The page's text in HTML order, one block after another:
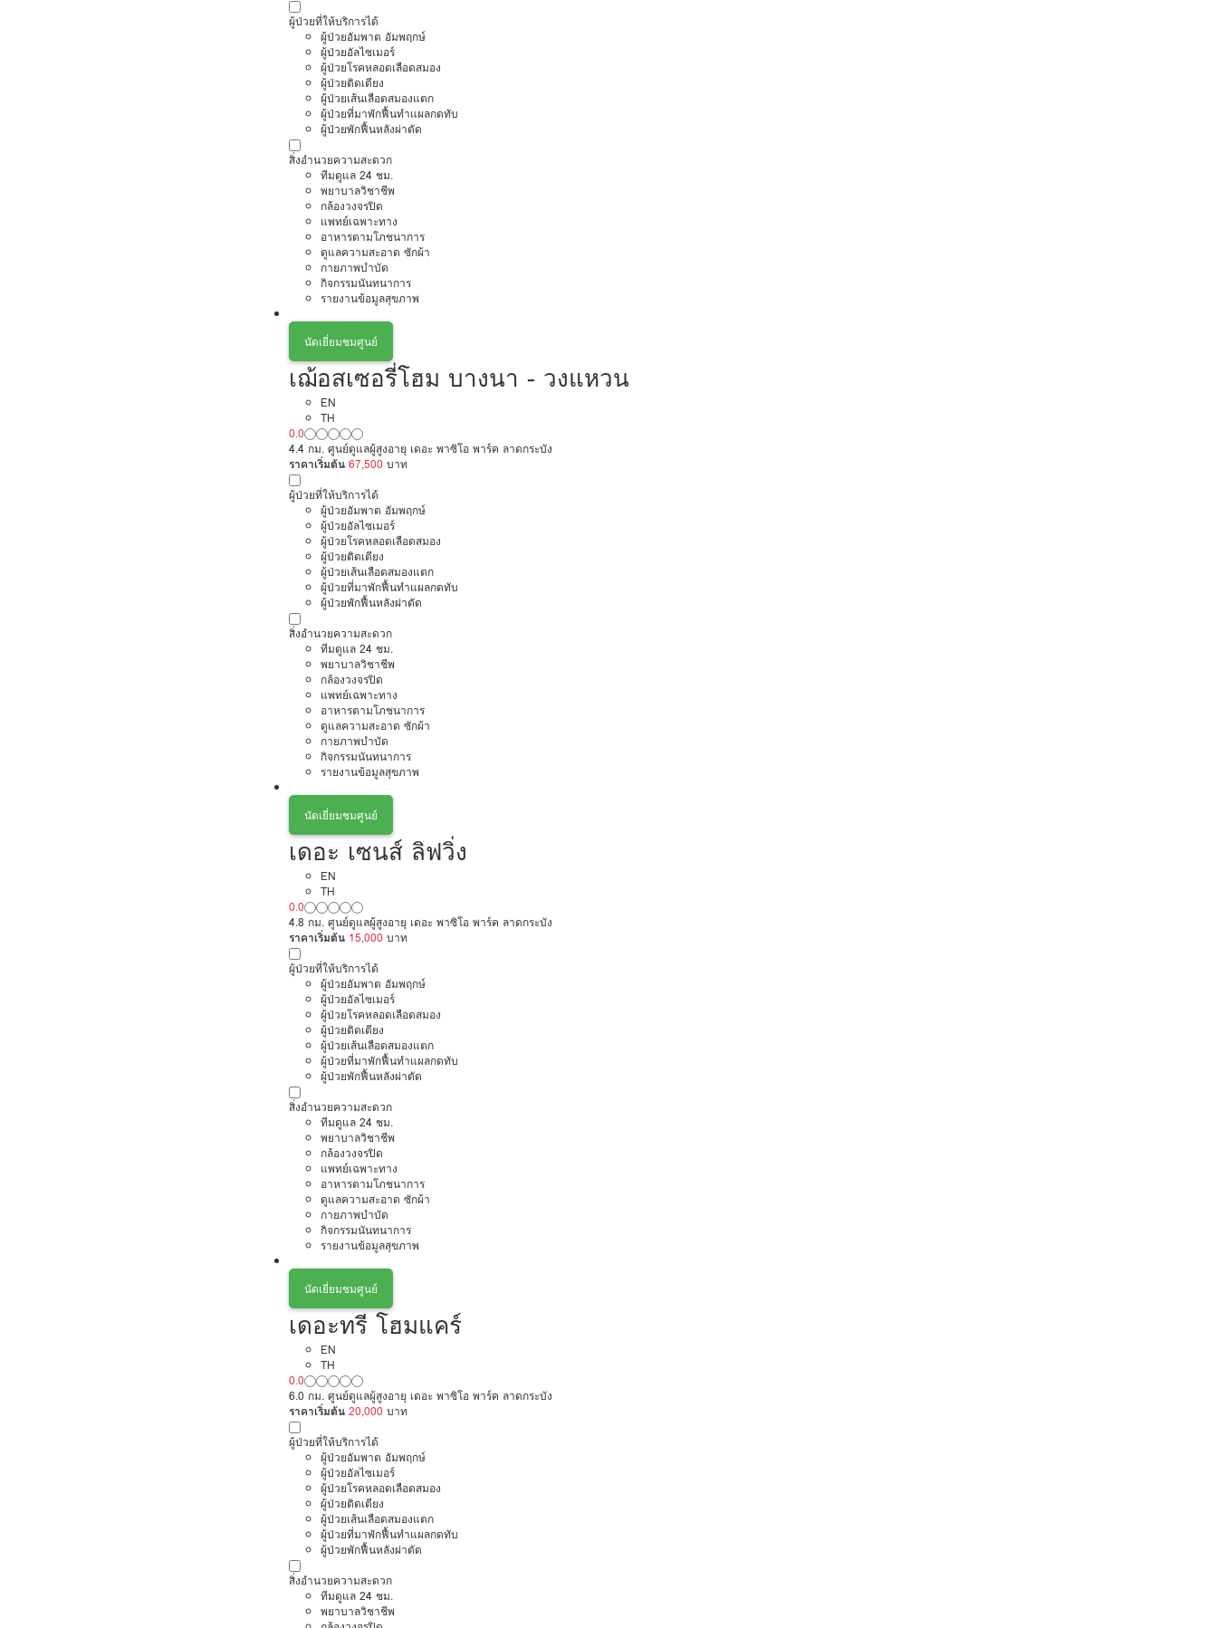
ผู้ป่วยที่ให้บริการได้
ผู้ป่วยอัมพาต อัมพฤกษ์
ผู้ป่วยอัลไซเมอร์
ผู้ป่วยโรคหลอดเลือดสมอง
ผู้ป่วยติดเตียง
ผู้ป่วยเส้นเลือดสมองแตก
ผู้ป่วยที่มาพักฟื้นทำแผลกดทับ
ผู้ป่วยพักฟื้นหลังผ่าตัด
สิ่งอำนวยความสะดวก
ทีมดูแล 24 ชม.
พยาบาลวิชาชีพ
กล้องวงจรปิด
แพทย์เฉพาะทาง
อาหารตามโภชนาการ
ดูแลความสะอาด ซักผ้า
กายภาพบำบัด
กิจกรรมนันทนาการ
รายงานข้อมูลสุขภาพ
นัดเยี่ยมชมศูนย์
เฌ้อสเซอรี่โฮม บางนา - วงแหวน
EN
TH
0.0
4.4 กม. ศูนย์ดูแลผู้สูงอายุ เดอะ พาซิโอ พาร์ค ลาดกระบัง
ราคาเริ่มต้น 67,500 บาท
ผู้ป่วยที่ให้บริการได้
ผู้ป่วยอัมพาต อัมพฤกษ์
ผู้ป่วยอัลไซเมอร์
ผู้ป่วยโรคหลอดเลือดสมอง
ผู้ป่วยติดเตียง
ผู้ป่วยเส้นเลือดสมองแตก
ผู้ป่วยที่มาพักฟื้นทำแผลกดทับ
ผู้ป่วยพักฟื้นหลังผ่าตัด
สิ่งอำนวยความสะดวก
ทีมดูแล 24 ชม.
พยาบาลวิชาชีพ
กล้องวงจรปิด
แพทย์เฉพาะทาง
อาหารตามโภชนาการ
ดูแลความสะอาด ซักผ้า
กายภาพบำบัด
กิจกรรมนันทนาการ
รายงานข้อมูลสุขภาพ
นัดเยี่ยมชมศูนย์
เดอะ เซนส์ ลิฟวิ่ง
EN
TH
0.0
4.8 กม. ศูนย์ดูแลผู้สูงอายุ เดอะ พาซิโอ พาร์ค ลาดกระบัง
ราคาเริ่มต้น 15,000 บาท
ผู้ป่วยที่ให้บริการได้
ผู้ป่วยอัมพาต อัมพฤกษ์
ผู้ป่วยอัลไซเมอร์
ผู้ป่วยโรคหลอดเลือดสมอง
ผู้ป่วยติดเตียง
ผู้ป่วยเส้นเลือดสมองแตก
ผู้ป่วยที่มาพักฟื้นทำแผลกดทับ
ผู้ป่วยพักฟื้นหลังผ่าตัด
สิ่งอำนวยความสะดวก
ทีมดูแล 24 ชม.
พยาบาลวิชาชีพ
กล้องวงจรปิด
แพทย์เฉพาะทาง
อาหารตามโภชนาการ
ดูแลความสะอาด ซักผ้า
กายภาพบำบัด
กิจกรรมนันทนาการ
รายงานข้อมูลสุขภาพ
นัดเยี่ยมชมศูนย์
เดอะทรี โฮมแคร์
EN
TH
0.0
6.0 กม. ศูนย์ดูแลผู้สูงอายุ เดอะ พาซิโอ พาร์ค ลาดกระบัง
ราคาเริ่มต้น 20,000 บาท
ผู้ป่วยที่ให้บริการได้
ผู้ป่วยอัมพาต อัมพฤกษ์
ผู้ป่วยอัลไซเมอร์
ผู้ป่วยโรคหลอดเลือดสมอง
ผู้ป่วยติดเตียง
ผู้ป่วยเส้นเลือดสมองแตก
ผู้ป่วยที่มาพักฟื้นทำแผลกดทับ
ผู้ป่วยพักฟื้นหลังผ่าตัด
สิ่งอำนวยความสะดวก
ทีมดูแล 24 ชม.
พยาบาลวิชาชีพ